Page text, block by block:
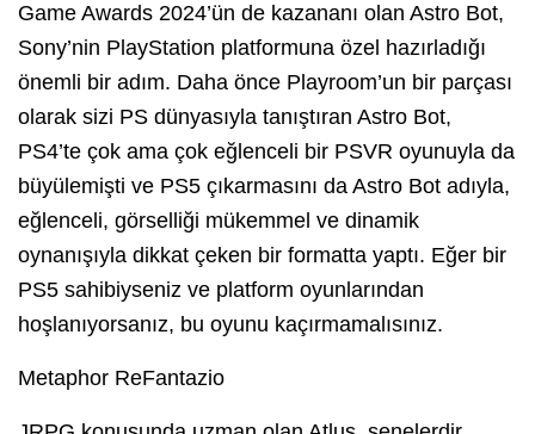
Game Awards 2024’ün de kazananı olan Astro Bot,
Sony’nin PlayStation platformuna özel hazırladığı
önemli bir adım. Daha önce Playroom’un bir parçası
olarak sizi PS dünyasıyla tanıştıran Astro Bot,
PS4’te çok ama çok eğlenceli bir PSVR oyunuyla da
büyülemişti ve PS5 çıkarmasını da Astro Bot adıyla,
eğlenceli, görselliği mükemmel ve dinamik
oynanışıyla dikkat çeken bir formatta yaptı. Eğer bir
PS5 sahibiyseniz ve platform oyunlarından
hoşlanıyorsanız, bu oyunu kaçırmamalısınız.
Metaphor ReFantazio